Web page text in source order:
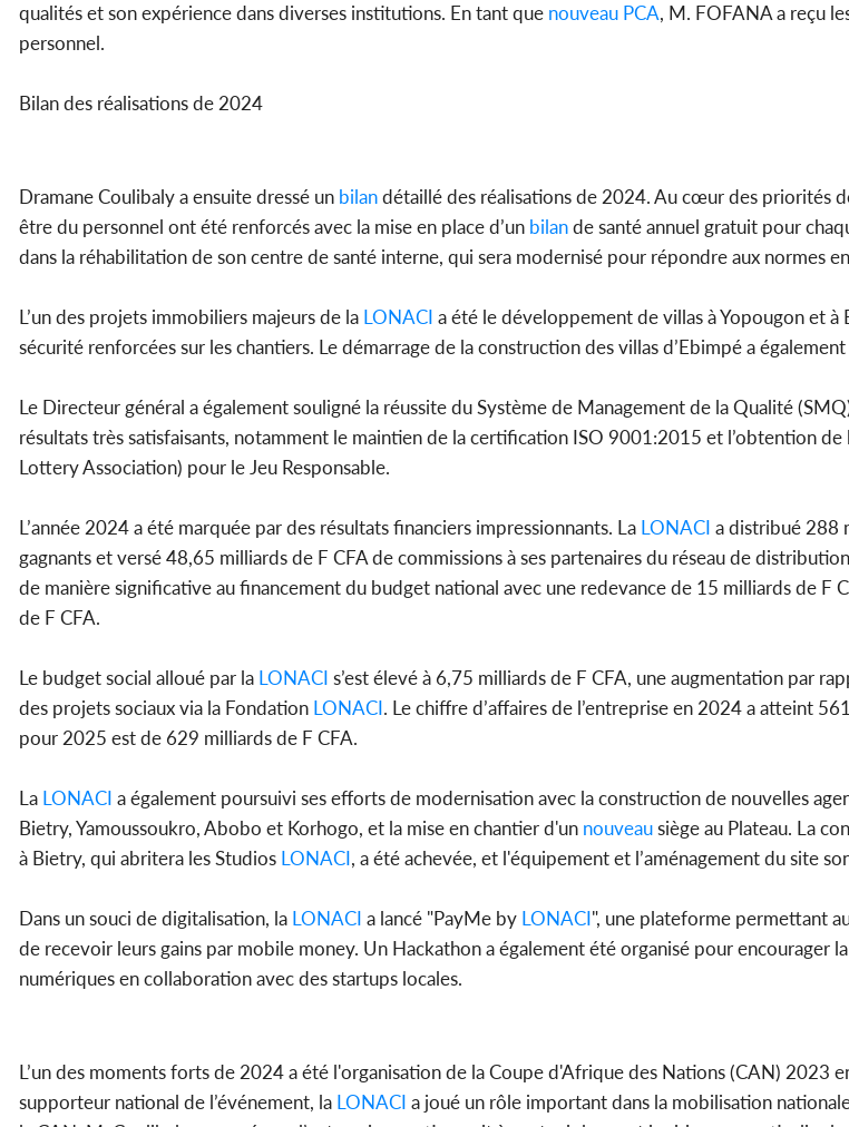
qualités et son expérience dans diverses institutions. En tant que nouveau PCA, M. FOFANA a reçu
personnel.
Bilan des réalisations de 2024
Dramane Coulibaly a ensuite dressé un bilandétaillé des réalisations de 2024. Au cœur des priorités
être du personnel ont été renforcés avec la mise en place d’un bilande santé annuel gratuit pour
dans la réhabilitation de son centre de santé interne, qui sera modernisé pour répondre aux normes
L’un des projets immobiliers majeurs de la LONACI a été le développement de villas à Yopougon et à
sécurité renforcées sur les chantiers. Le démarrage de la construction des villas d’Ebimpé a
Le Directeur général a également souligné la réussite du Système de Management de la Qualité
résultats très satisfaisants, notamment le maintien de la certification ISO 9001:2015 et l’obtention
Lottery Association) pour le Jeu Responsable.
L’année 2024 a été marquée par des résultats financiers impressionnants. La LONACI a distribué 288
gagnants et versé 48,65 milliards de F CFA de commissions à ses partenaires du réseau de
de manière significative au financement du budget national avec une redevance de 15 milliards de F
de F CFA.
Le budget social alloué par la LONACI s’est élevé à 6,75 milliards de F CFA, une augmentation par
des projets sociaux via la Fondation LONACI. Le chiffre d’affaires de l’entreprise en 2024 a atteint
pour 2025 est de 629 milliards de F CFA.
La LONACI a également poursuivi ses efforts de modernisation avec la construction de nouvelles
Bietry, Yamoussoukro, Abobo et Korhogo, et la mise en chantier d'un nouveausiège au Plateau. La
à Bietry, qui abritera les Studios LONACI, a été achevée, et l'équipement et l’aménagement du site
Dans un souci de digitalisation, la LONACI a lancé "PayMe by LONACI", une plateforme permettant
de recevoir leurs gains par mobile money. Un Hackathon a également été organisé pour encourager
numériques en collaboration avec des startups locales.
L’un des moments forts de 2024 a été l'organisation de la Coupe d'Afrique des Nations (CAN) 2023
supporteur national de l’événement, la LONACI a joué un rôle important dans la mobilisation